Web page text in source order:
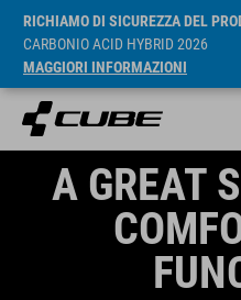
RICHIAMO DI SICUREZZA DEL
CARBONIO ACID HYBRID 2026
MAGGIORI INFORMAZIONI
A GREAT